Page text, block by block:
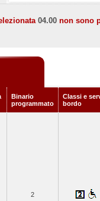
04.00 non sono
Binario
programmato
Classi e
bordo
2